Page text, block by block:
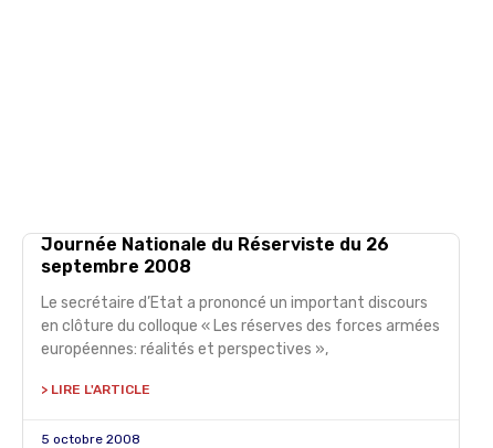
Journée Nationale du Réserviste du 26
septembre 2008
Le secrétaire d’Etat a prononcé un important discours
en clôture du colloque « Les réserves des forces armées
européennes: réalités et perspectives »,
> LIRE L'ARTICLE
5 octobre 2008